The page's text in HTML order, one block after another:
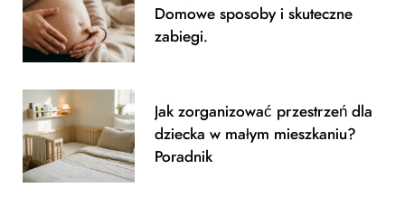
Domowe sposoby i skuteczne
zabiegi.
Jak zorganizować przestrzeń dla
dziecka w małym mieszkaniu?
Poradnik